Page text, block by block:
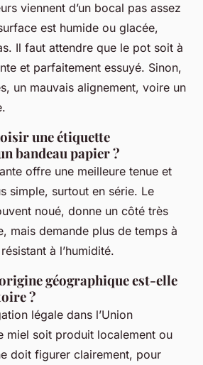
viennent d’un bocal pas assez
est humide ou glacée,
Il faut attendre que le pot soit à
et parfaitement essuyé. Sinon,
un mauvais alignement, voire un
une étiquette
bandeau papier ?
offre une meilleure tenue et
simple, surtout en série. Le
noué, donne un côté très
mais demande plus de temps à
à l’humidité.
géographique est-elle
?
légale dans l’Union
miel soit produit localement ou
doit figurer clairement, pour